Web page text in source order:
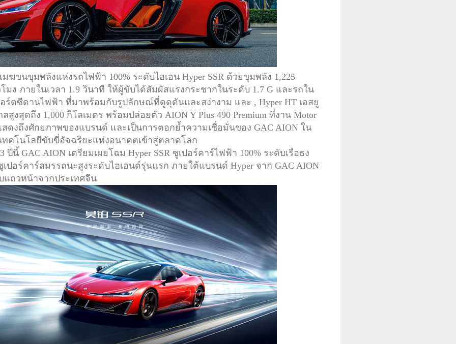
ขนขุมพลังแห่งรถไฟฟ้า 100% ระดับไฮเอน Hyper SSR ด้วยขุมพลัง 1,225
มง ภายในเวลา 1.9 วินาที ให้ผู้ขับได้สัมผัสแรงกระชากในระดับ 1.7 G และรถใน
อร์ตซีดานไฟฟ้า ที่มาพร้อมกับรูปลักษณ์ที่ดูดุดันและสง่างาม และ , Hyper HT เอสยู
งสุดถึง 1,000 กิโลเมตร พร้อมปล่อยตัว AION Y Plus 490 Premium ที่งาน Motor
สดงถึงศักยภาพของแบรนด์ และเป็นการตอกย้ำความเชื่อมั่นของ GAC AION ใน
คโนโลยีขับขี่อัจฉริยะแห่งอนาคตเข้าสู่ตลาดโลก
นี้ GAC AION เตรียมเผยโฉม Hyper SSR ซูเปอร์คาร์ไฟฟ้า 100% ระดับเรือธง
ปอร์คาร์สมรรถนะสูงระดับไฮเอนด์รุ่นแรก ภายใต้แบรนด์ Hyper จาก GAC AION
ถวหน้าจากประเทศจีน